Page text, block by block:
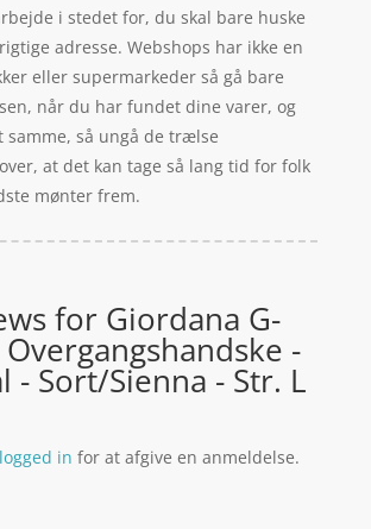
i stedet for, du skal bare huske
adresse. Webshops har ikke en
eller supermarkeder så gå bare
når du har fundet dine varer, og
samme, så ungå de trælse
at det kan tage så lang tid for folk
mønter frem.
for Giordana G-
-
- Sort/Sienna - Str. L
logged in for at afgive en anmeldelse.